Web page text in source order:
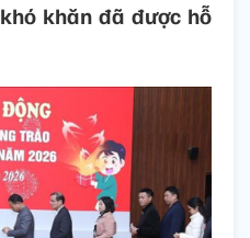
khăn đã được hỗ